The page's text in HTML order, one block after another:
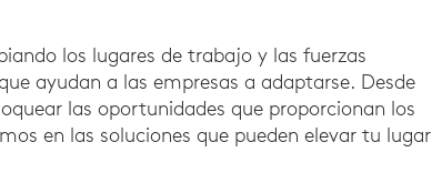
los lugares de trabajo y las fuerzas
ayudan a las empresas a adaptarse. Desde
las oportunidades que proporcionan los
en las soluciones que pueden elevar tu lugar